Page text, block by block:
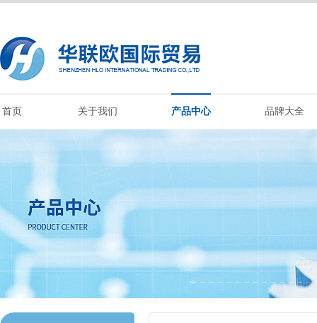
首页 关于我们 产品中心 品牌大全